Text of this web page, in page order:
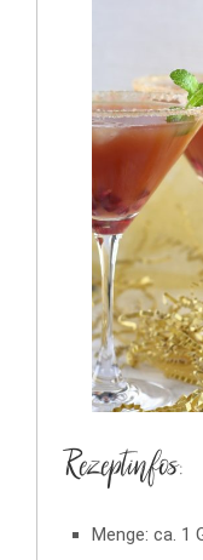
Rezeptinfos:
Menge: ca. 1